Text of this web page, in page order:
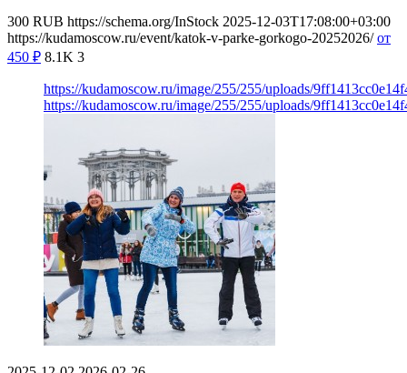
300 RUB https://schema.org/InStock 2025-12-03T17:08:00+03:00
https://kudamoscow.ru/event/katok-v-parke-gorkogo-20252026/ от
450 ₽ 8.1K 3
https://kudamoscow.ru/image/255/255/uploads/
https://kudamoscow.ru/image/255/255/uploads/